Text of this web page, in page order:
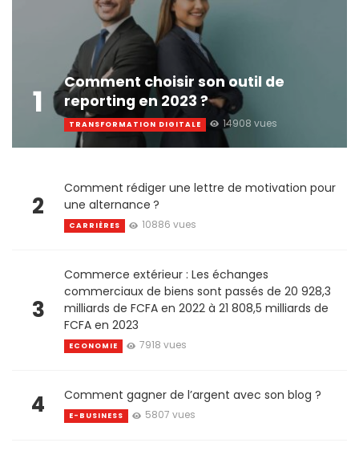
1
Comment choisir son outil de
reporting en 2023 ?
TRANSFORMATION DIGITALE 14908 vues
2
Comment rédiger une lettre de motivation pour
une alternance ?
CARRIÈRES 10886 vues
3
Commerce extérieur : Les échanges
commerciaux de biens sont passés de 20 928,3
milliards de FCFA en 2022 à 21 808,5 milliards de
FCFA en 2023
ECONOMIE 7918 vues
4 Comment gagner de l’argent avec son blog ?
E-BUSINESS 5807 vues